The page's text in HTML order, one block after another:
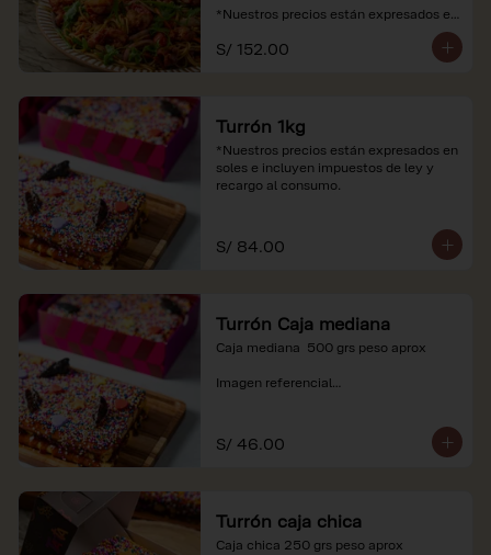
*Nuestros precios están expresados en
recargo al consumo.
S/ 152.00
Turrón 1kg
*Nuestros precios están expresados en
soles e incluyen impuestos de ley y
recargo al consumo.
S/ 84.00
Turrón Caja mediana
Caja mediana  500 grs peso aprox
Imagen referencial
soles e incluyen impuestos de ley y
recargo al consumo.
S/ 46.00
Turrón caja chica
Caja chica 250 grs peso aprox